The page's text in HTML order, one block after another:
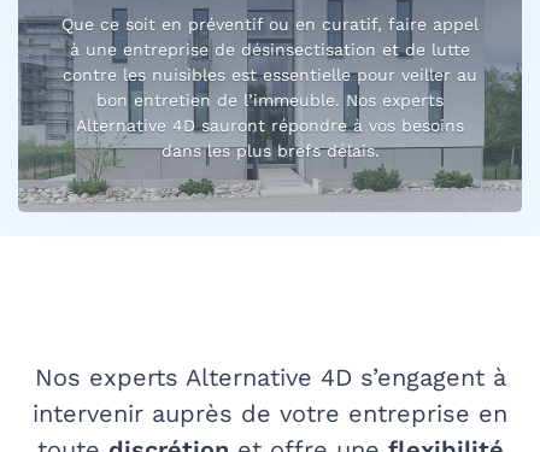
Que ce soit en préventif ou en curatif, faire appel
à une entreprise de désinsectisation et de lutte
contre les nuisibles est essentielle pour veiller au
bon entretien de l’immeuble. Nos experts
Alternative 4D sauront répondre à vos besoins
dans les plus brefs délais.
Nos experts Alternative 4D s’engagent à
intervenir auprès de votre entreprise en